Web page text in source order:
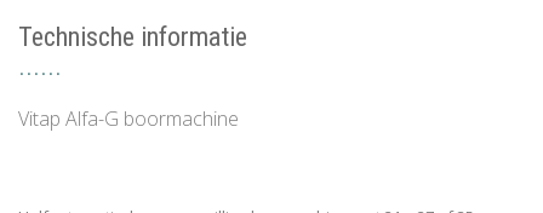
Technische informatie
Vitap Alfa-G boormachine